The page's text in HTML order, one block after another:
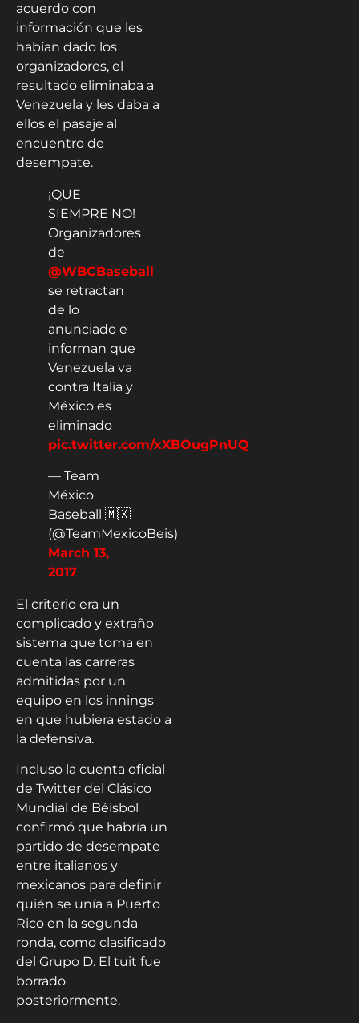
acuerdo con
información que les
habían dado los
organizadores, el
resultado eliminaba a
Venezuela y les daba a
ellos el pasaje al
encuentro de
desempate.
¡QUE
SIEMPRE NO!
Organizadores
de
@WBCBaseball
se retractan
de lo
anunciado e
informan que
Venezuela va
contra Italia y
México es
eliminado
pic.twitter.com/xXBOugPnUQ
— Team
México
Baseball 🇲🇽
(@TeamMexicoBeis)
March 13,
2017
El criterio era un
complicado y extraño
sistema que toma en
cuenta las carreras
admitidas por un
equipo en los innings
en que hubiera estado a
la defensiva.
Incluso la cuenta oficial
de Twitter del Clásico
Mundial de Béisbol
confirmó que habría un
partido de desempate
entre italianos y
mexicanos para definir
quién se unía a Puerto
Rico en la segunda
ronda, como clasificado
del Grupo D. El tuit fue
borrado
posteriormente.